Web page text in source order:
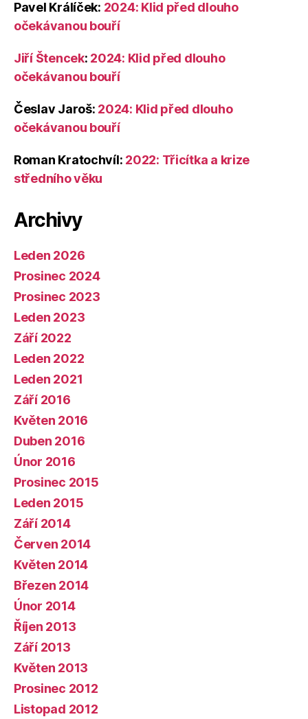
Pavel Králíček: 2024: Klid před dlouho
očekávanou bouří
Jiří Štencek: 2024: Klid před dlouho
očekávanou bouří
Česlav Jaroš: 2024: Klid před dlouho
očekávanou bouří
Roman Kratochvíl: 2022: Třicítka a krize
středního věku
Archivy
Leden 2026
Prosinec 2024
Prosinec 2023
Leden 2023
Září 2022
Leden 2022
Leden 2021
Září 2016
Květen 2016
Duben 2016
Únor 2016
Prosinec 2015
Leden 2015
Září 2014
Červen 2014
Květen 2014
Březen 2014
Únor 2014
Říjen 2013
Září 2013
Květen 2013
Prosinec 2012
Listopad 2012